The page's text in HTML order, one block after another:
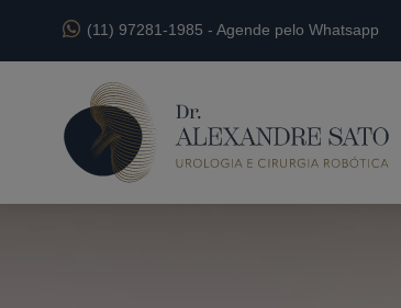
(11) 97281-1985 - Agende pelo Whatsapp